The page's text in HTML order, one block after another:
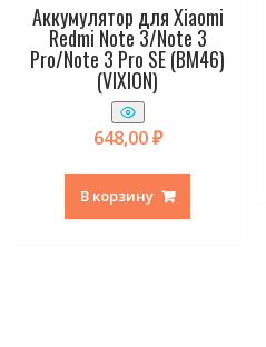
Аккумулятор для Xiaomi
Redmi Note 3/Note 3
Pro/Note 3 Pro SE (BM46)
(VIXION)
648,00₽
В корзину